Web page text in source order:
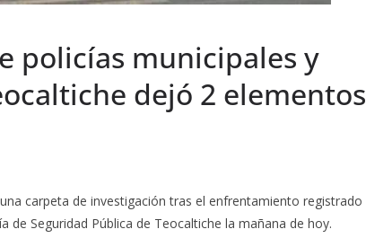
policías municipales y
dejó 2 elementos
carpeta de investigación tras el enfrentamiento registrado
Seguridad Pública de Teocaltiche la mañana de hoy.